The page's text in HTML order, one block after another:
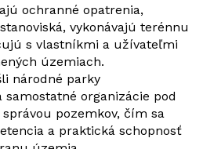
ochranné opatrenia,
vykonávajú terénnu
s vlastníkmi a užívateľmi
územiach.
národné parky
organizácie pod
správou pozemkov, čím sa
a praktická schopnosť